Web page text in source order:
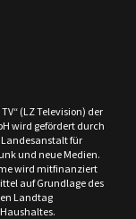
(LZ Television) der
wird gefördert durch
Landesanstalt für
und neue Medien.
wird mitfinanziert
auf Grundlage des
Landtag